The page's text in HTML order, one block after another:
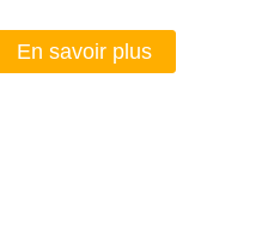
En savoir plus